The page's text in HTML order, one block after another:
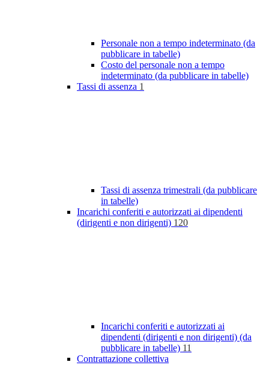
Personale non a tempo indeterminato (da
pubblicare in tabelle)
Costo del personale non a tempo
indeterminato (da pubblicare in tabelle)
Tassi di assenza 1
Tassi di assenza trimestrali (da pubblicare
in tabelle)
Incarichi conferiti e autorizzati ai dipendenti
(dirigenti e non dirigenti) 120
Incarichi conferiti e autorizzati ai
dipendenti (dirigenti e non dirigenti) (da
pubblicare in tabelle) 11
Contrattazione collettiva